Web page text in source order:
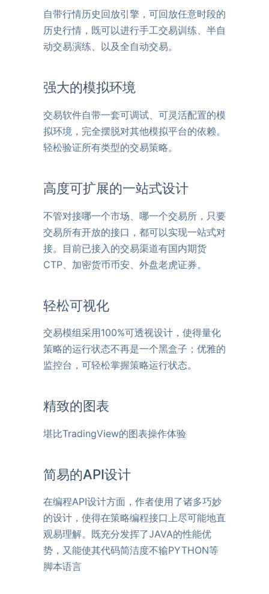
自带行情历史回放引擎，可回放任意时段的
历史行情，既可以进行手工交易训练、半自
动交易演练、以及全自动交易。
强大的模拟环境
交易软件自带一套可调试、可灵活配置的模
拟环境，完全摆脱对其他模拟平台的依赖。
轻松验证所有类型的交易策略。
高度可扩展的一站式设计
不管对接哪一个市场、哪一个交易所，只要
交易所有开放的接口，都可以实现一站式对
接。目前已接入的交易渠道有国内期货
CTP、加密货币币安、外盘老虎证券。
轻松可视化
交易模组采用100%可透视设计，使得量化
策略的运行状态不再是一个黑盒子；优雅的
监控台，可轻松掌握策略运行状态。
精致的图表
堪比TradingView的图表操作体验
简易的API设计
在编程API设计方面，作者使用了诸多巧妙
的设计，使得在策略编程接口上尽可能地直
观易理解。既充分发挥了JAVA的性能优
势，又能使其代码简洁度不输PYTHON等
脚本语言